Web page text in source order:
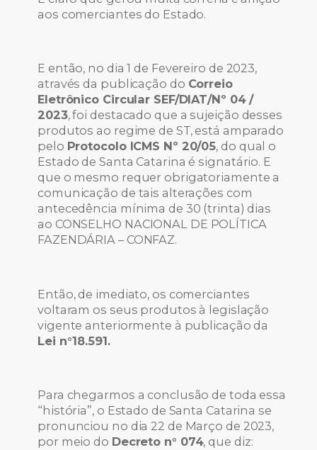
aos comerciantes do Estado.
E então, no dia 1 de Fevereiro de 2023,
através da publicação do Correio
Eletrônico Circular SEF/DIAT/Nº 04 /
2023, foi destacado que a sujeição desses
produtos ao regime de ST, está amparado
pelo Protocolo ICMS Nº 20/05, do qual o
Estado de Santa Catarina é signatário. E
que o mesmo requer obrigatoriamente a
comunicação de tais alterações com
antecedência mínima de 30 (trinta) dias
ao CONSELHO NACIONAL DE POLÍTICA
FAZENDÁRIA – CONFAZ.
Então, de imediato, os comerciantes
voltaram os seus produtos à legislação
vigente anteriormente à publicação da
Lei n°18.591.
Para chegarmos a conclusão de toda essa
“história”, o Estado de Santa Catarina se
pronunciou no dia 22 de Março de 2023,
por meio do Decreto n° 074, que diz: